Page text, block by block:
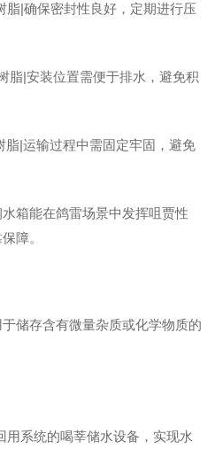
脂|确保密封性良好，定期进行压
脂|安装位置需便于排水，避免积
脂|运输过程中需固定牢固，避免
箱能在鸽雷场景中发挥咀贾性
障。
储存含有微量杂质或化学物质的
系统的喝莘储水设备，实现水